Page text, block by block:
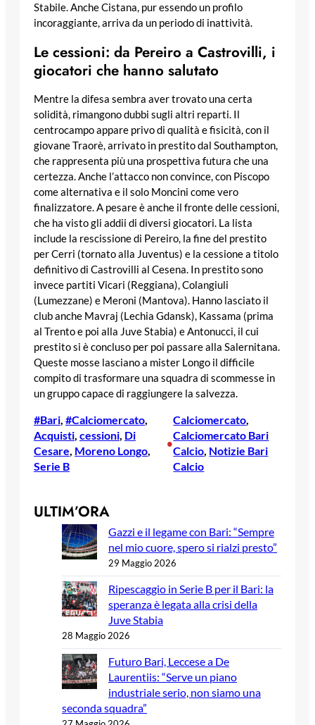
Stabile. Anche Cistana, pur essendo un profilo
incoraggiante, arriva da un periodo di inattività.
Le cessioni: da Pereiro a Castrovilli, i
giocatori che hanno salutato
Mentre la difesa sembra aver trovato una certa
solidità, rimangono dubbi sugli altri reparti. Il
centrocampo appare privo di qualità e fisicità, con il
giovane Traorè, arrivato in prestito dal Southampton,
che rappresenta più una prospettiva futura che una
certezza. Anche l’attacco non convince, con Piscopo
come alternativa e il solo Moncini come vero
finalizzatore. A pesare è anche il fronte delle cessioni,
che ha visto gli addii di diversi giocatori. La lista
include la rescissione di Pereiro, la fine del prestito
per Cerri (tornato alla Juventus) e la cessione a titolo
definitivo di Castrovilli al Cesena. In prestito sono
invece partiti Vicari (Reggiana), Colangiuli
(Lumezzane) e Meroni (Mantova). Hanno lasciato il
club anche Mavraj (Lechia Gdansk), Kassama (prima
al Trento e poi alla Juve Stabia) e Antonucci, il cui
prestito si è concluso per poi passare alla Salernitana.
Queste mosse lasciano a mister Longo il difficile
compito di trasformare una squadra di scommesse in
un gruppo capace di raggiungere la salvezza.
#Bari #Calciomercato
Acquisti cessioni Di
Cesare Moreno Longo
Serie B
•
Calciomercato
Calciomercato Bari
Calcio Notizie Bari
Calcio
ULTIM’ORA
Gazzi e il legame con Bari: “Sempre
nel mio cuore, spero si rialzi presto”
29 Maggio 2026
Ripescaggio in Serie B per il Bari: la
speranza è legata alla crisi della
Juve Stabia
28 Maggio 2026
Futuro Bari, Leccese a De
Laurentiis: “Serve un piano
industriale serio, non siamo una
seconda squadra”